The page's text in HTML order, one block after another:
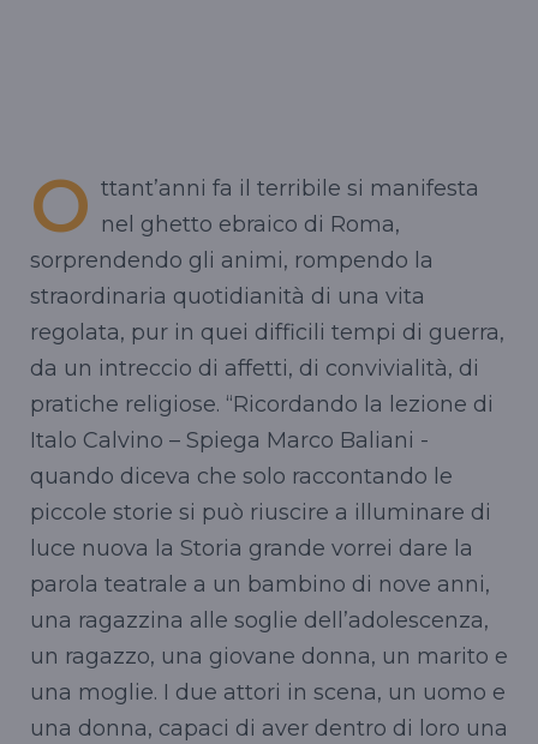
O ttant’anni fa il terribile si manifesta
nel ghetto ebraico di Roma,
sorprendendo gli animi, rompendo la
straordinaria quotidianità di una vita
regolata, pur in quei difficili tempi di guerra,
da un intreccio di affetti, di convivialità, di
pratiche religiose. “Ricordando la lezione di
Italo Calvino – Spiega Marco Baliani -
quando diceva che solo raccontando le
piccole storie si può riuscire a illuminare di
luce nuova la Storia grande vorrei dare la
parola teatrale a un bambino di nove anni,
una ragazzina alle soglie dell’adolescenza,
un ragazzo, una giovane donna, un marito e
una moglie. I due attori in scena, un uomo e
una donna, capaci di aver dentro di loro una